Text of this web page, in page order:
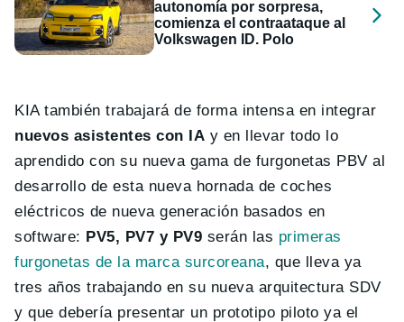
autonomía por sorpresa,
comienza el contraataque al
Volkswagen ID. Polo
KIA también trabajará de forma intensa en integrar
nuevos asistentes con IA y en llevar todo lo
aprendido con su nueva gama de furgonetas PBV al
desarrollo de esta nueva hornada de coches
eléctricos de nueva generación basados en
software: PV5, PV7 y PV9 serán las primeras
furgonetas de la marca surcoreana, que lleva ya
tres años trabajando en su nueva arquitectura SDV
y que debería presentar un prototipo piloto ya el